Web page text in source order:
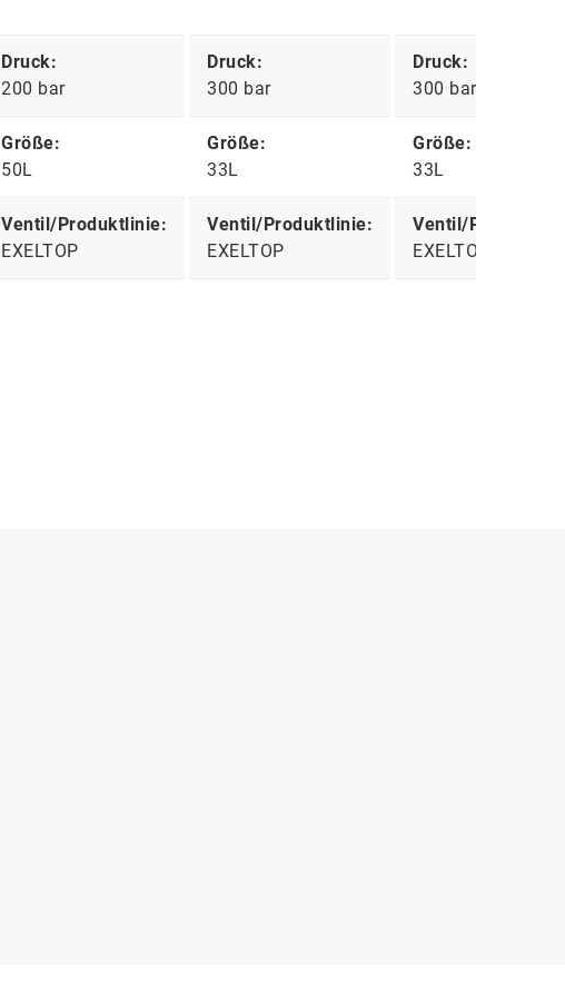
Druck:
200 bar
Druck:
300 bar
Druck:
300 bar
Größe:
50L
Größe:
33L
Größe:
33L
Ventil/Produktlinie:
EXELTOP
Ventil/Produktlinie:
EXELTOP
Ventil/
EXELTOP